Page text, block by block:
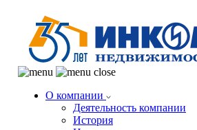
О компании
Деятельность компании
История